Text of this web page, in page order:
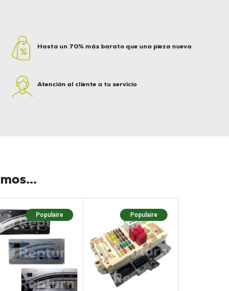
Hasta un 70% más barato que una pieza nueva
Atención al cliente a tu servicio
Populaire Populaire